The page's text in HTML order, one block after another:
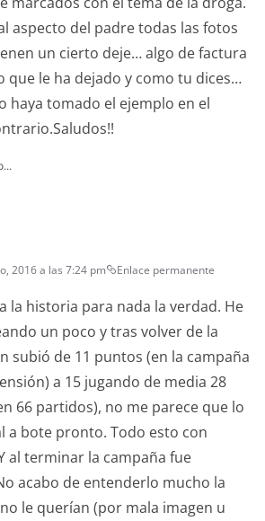
aspecto del padre todas las fotos
un cierto deje… algo de factura
que le ha dejado y como tu dices…
haya tomado el ejemplo en el
2016 a las 7:24 pm Enlace permanente
la historia para nada la verdad. He
un poco y tras volver de la
subió de 11 puntos (en la campaña
a 15 jugando de media 28
66 partidos), no me parece que lo
a bote pronto. Todo esto con
al terminar la campaña fue
acabo de entenderlo mucho la
le querían (por mala imagen u